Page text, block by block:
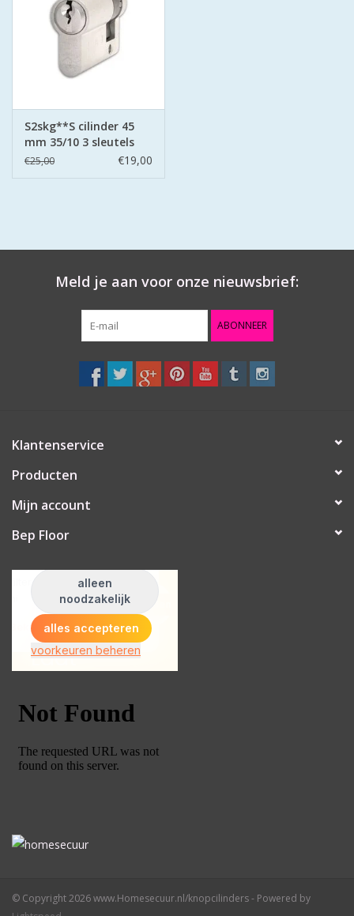
S2skg**S cilinder 45
mm 35/10 3 sleutels
€25,00 €19,00
Meld je aan voor onze nieuwsbrief:
ABONNEER
Klantenservice
Producten
Mijn account
Bep Floor
© Copyright 2026 www.Homesecuur.nl/knopcilinders - Powered by